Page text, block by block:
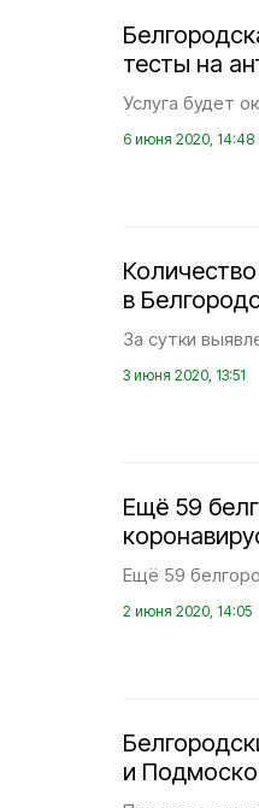
тесты на
Услуга будет
6 июня 2020, 14:48
в
За сутки
3 июня 2020, 13:51
Ещё 59
Ещё 59
2 июня 2020, 14:05
и